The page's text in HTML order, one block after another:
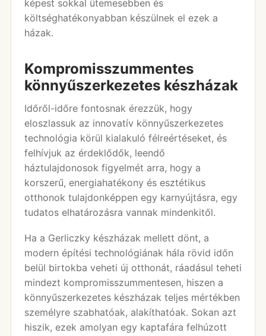
képest sokkal ütemesebben és
költséghatékonyabban készülnek el ezek a
házak.
Kompromisszummentes
könnyűszerkezetes készházak
Időről-időre fontosnak érezzük, hogy
eloszlassuk az innovatív könnyűszerkezetes
technológia körül kialakuló félreértéseket, és
felhívjuk az érdeklődők, leendő
háztulajdonosok figyelmét arra, hogy a
korszerű, energiahatékony és esztétikus
otthonok tulajdonképpen egy karnyújtásra, egy
tudatos elhatározásra vannak mindenkitől.
Ha a Gerliczky készházak mellett dönt, a
modern építési technológiának hála rövid időn
belül birtokba veheti új otthonát, ráadásul teheti
mindezt kompromisszummentesen, hiszen a
könnyűszerkezetes készházak teljes mértékben
személyre szabhatóak, alakíthatóak. Sokan azt
hiszik, ezek amolyan egy kaptafára felhúzott